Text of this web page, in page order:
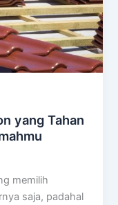
yang Tahan
memilih
saja, padahal